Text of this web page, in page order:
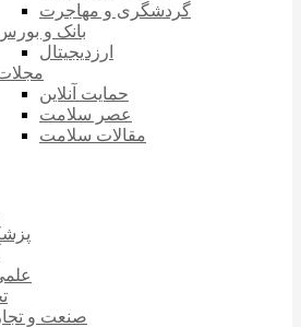
گردشگری و مهاجرت
بانک و
ارزدیجیتال
حمایت آنلاین
عصر سلامت
مقالات سلامت
صنعت و